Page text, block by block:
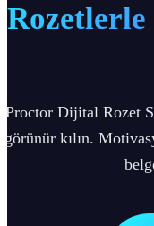
Dijital Rozet
görünür kılın.